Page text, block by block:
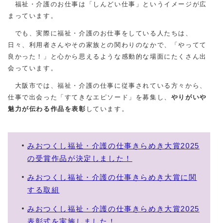
福祉・介護のお仕事は「しんどい仕事」というイメージが広
まっています。
でも、実際に福祉・介護のお仕事をしている人たちは、
日々、利用者さんやその家族との関わりのなかで、「やってて
良かった！」と心から思えるような感動的な場面にたくさん出
会っています。
大阪市では、福祉・介護の仕事に従事されている方々から、
仕事で出会った「すてきなエピソード」を募集し、 やりがいや
魅力が伝わる作品を表彰 しています。
みおつくし福祉・介護の仕事きらめき大賞2025
の受賞作品が決定しました！
みおつくし福祉・介護の仕事きらめき大賞に関
する取組
みおつくし福祉・介護の仕事きらめき大賞2025
表彰式を実施しました！